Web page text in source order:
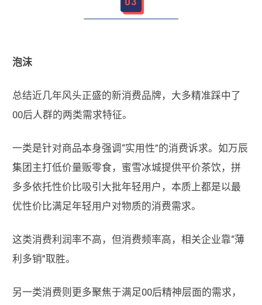
泡沫
总结近几年风头正盛的新消费品牌，大多精准踩中了
00后人群的两类需求特征。
一类是针对商品本身强调“实用性”的消费诉求。如万辰
集团主打低价量贩零食，蜜雪冰城提供平价茶饮，拼
多多依托性价比吸引大批年轻用户，本质上都是以最
优性价比满足年轻用户对物质的消费需求。
这类消费利润率不高，但消费频率高，相关企业靠“薄
利多销”取胜。
另一类消费则更多聚焦于满足00后精神层面的需求，